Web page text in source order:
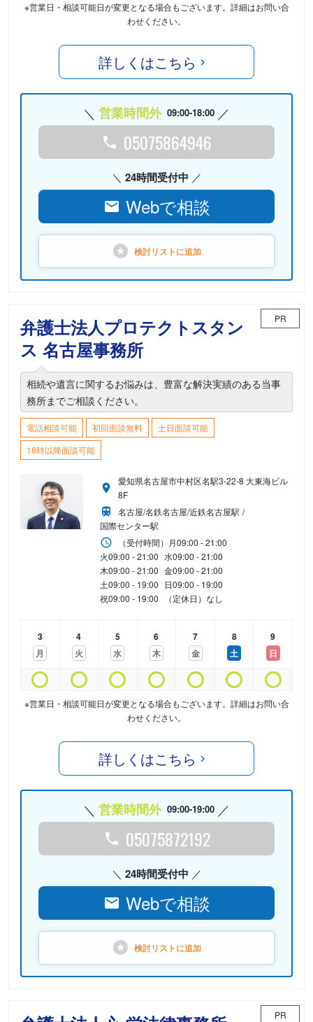
※営業日・相談可能日が変更となる場合もございます。詳細はお問い合
わせください。
詳しくはこちら
営業時間外 09:00-18:00
05075864946
24時間受付中
Webで相談
検討リストに追加
弁護士法人プロテクトスタン
ス 名古屋事務所
PR
相続や遺言に関するお悩みは、豊富な解決実績のある当事
務所までご相談ください。
電話相談可能 初回面談無料
土日面談可能
18時以降面談可能
愛知県名古屋市中村区名駅3-22-8 大東海ビル
8F
名古屋/名鉄名古屋/近鉄名古屋駅
国際センター駅
（受付時間） 月09:00 - 21:00
火09:00 - 21:00 水09:00 - 21:00
木09:00 - 21:00 金09:00 - 21:00
土09:00 - 19:00 日09:00 - 19:00
祝09:00 - 19:00 （定休日）なし
3
月
4
火
5
水
6
木
7
金
8
土
9
日
※営業日・相談可能日が変更となる場合もございます。詳細はお問い合
わせください。
詳しくはこちら
営業時間外 09:00-19:00
05075872192
24時間受付中
Webで相談
検討リストに追加
PR